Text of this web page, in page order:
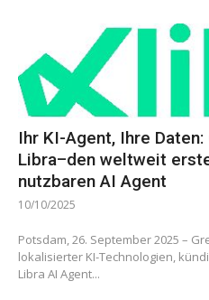
Ihr KI-Agent, Ihre
Libra–den weltweit
nutzbaren AI Agent
10/10/2025
Potsdam, 26. September 2025 –
lokalisierter KI-Technologien,
Libra AI Agent...